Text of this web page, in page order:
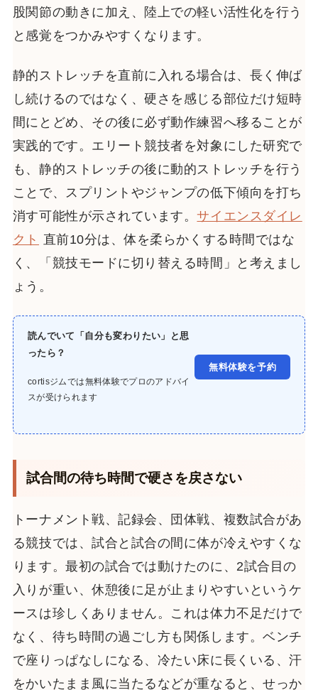
股関節の動きに加え、陸上での軽い活性化を行う
と感覚をつかみやすくなります。
静的ストレッチを直前に入れる場合は、長く伸ば
し続けるのではなく、硬さを感じる部位だけ短時
間にとどめ、その後に必ず動作練習へ移ることが
実践的です。エリート競技者を対象にした研究で
も、静的ストレッチの後に動的ストレッチを行う
ことで、スプリントやジャンプの低下傾向を打ち
消す可能性が示されています。サイエンスダイレ
クト 直前10分は、体を柔らかくする時間ではな
く、「競技モードに切り替える時間」と考えまし
ょう。
読んでいて「自分も変わりたい」と思
ったら？
cortisジムでは無料体験でプロのアドバイ
スが受けられます
無料体験を予約
試合間の待ち時間で硬さを戻さない
トーナメント戦、記録会、団体戦、複数試合があ
る競技では、試合と試合の間に体が冷えやすくな
ります。最初の試合では動けたのに、2試合目の
入りが重い、休憩後に足が止まりやすいというケ
ースは珍しくありません。これは体力不足だけで
なく、待ち時間の過ごし方も関係します。ベンチ
で座りっぱなしになる、冷たい床に長くいる、汗
をかいたまま風に当たるなどが重なると、せっか